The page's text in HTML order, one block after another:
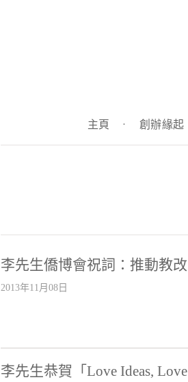
主頁 · 創辦緣起
李先生僑博會祝詞：推動教
2013年11月08日
李先生恭賀「Love Ideas,